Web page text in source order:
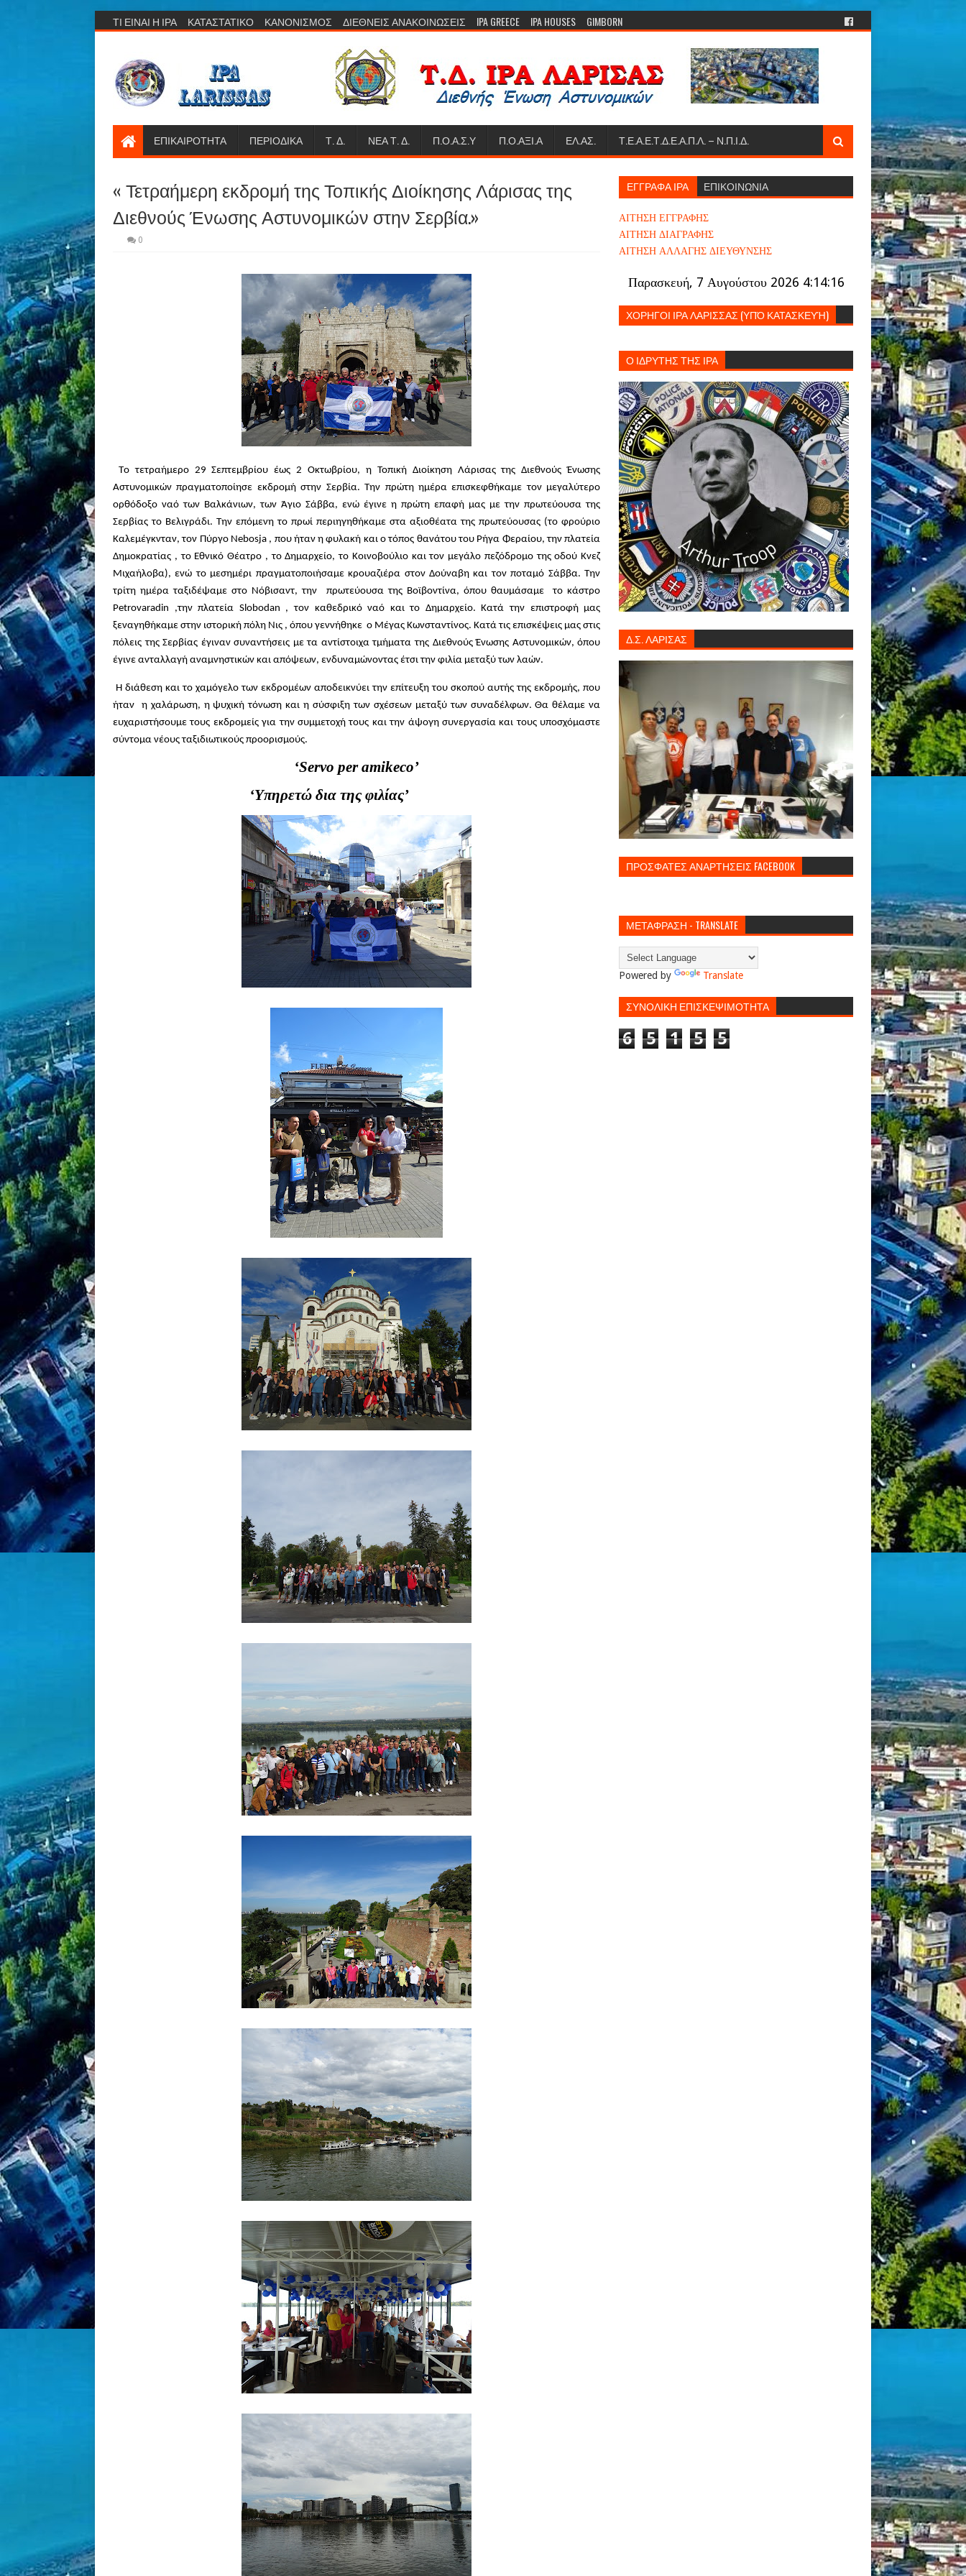
ΤΙ ΕΙΝΑΙ Η ΙΡΑ ΚΑΤΑΣΤΑΤΙΚΟ ΚΑΝΟΝΙΣΜΟΣ ΔΙΕΘΝΕΙΣ ΑΝΑΚΟΙΝΩΣΕΙΣ IPA GREECE IPA HOUSES GIMBORN
ΕΠΙΚΑΙΡΟΤΗΤΑ ΠΕΡΙΟΔΙΚΑ Τ. Δ. ΝΕΑ Τ. Δ. Π.Ο.Α.Σ.Υ Π.Ο.ΑΞΙ.Α ΕΛ.ΑΣ. Τ.Ε.Α.Ε.Τ.Δ.Ε.Α.Π.Λ. – Ν.Π.Ι.Δ.
« Τετραήμερη εκδρομή της Τοπικής Διοίκησης Λάρισας της
Διεθνούς Ένωσης Αστυνομικών στην Σερβία.»
0
Τo τετραήμερο 29 Σεπτεμβρίου έως 2 Οκτωβρίου, η Τοπική Διοίκηση Λάρισας της Διεθνούς Ένωσης
Αστυνομικών πραγματοποίησε εκδρομή στην Σερβία. Την πρώτη ημέρα επισκεφθήκαμε τον μεγαλύτερο
ορθόδοξο ναό των Βαλκάνιων, των Άγιο Σάββα, ενώ έγινε η πρώτη επαφή μας με την πρωτεύουσα της
Σερβίας το Βελιγράδι. Την επόμενη το πρωί περιηγηθήκαμε στα αξιοθέατα της πρωτεύουσας (το φρούριο
Καλεμέγκνταν, τον Πύργο Nebosja, που ήταν η φυλακή και ο τόπος θανάτου του Ρήγα Φεραίου, την πλατεία
Δημοκρατίας , το Εθνικό Θέατρο , το Δημαρχείο, το Κοινοβούλιο και τον μεγάλο πεζόδρομο της οδού Κνεζ
Μιχαήλοβα), ενώ το μεσημέρι πραγματοποιήσαμε κρουαζιέρα στον Δούναβη και τον ποταμό Σάββα. Την
τρίτη ημέρα ταξιδέψαμε στο Νόβισαντ, την πρωτεύουσα της Βοϊβοντίνα, όπου θαυμάσαμε το κάστρο
Petrovaradin ,την πλατεία Slobodan , τον καθεδρικό ναό και το Δημαρχείο. Κατά την επιστροφή μας
ξεναγηθήκαμε στην ιστορική πόλη Νις , όπου γεννήθηκε ο Μέγας Κωνσταντίνος. Κατά τις επισκέψεις μας στις
πόλεις της Σερβίας έγιναν συναντήσεις με τα αντίστοιχα τμήματα της Διεθνούς Ένωσης Αστυνομικών, όπου
έγινε ανταλλαγή αναμνηστικών και απόψεων, ενδυναμώνοντας έτσι την φιλία μεταξύ των λαών.
Η διάθεση και το χαμόγελο των εκδρομέων αποδεικνύει την επίτευξη του σκοπού αυτής της εκδρομής, που
ήταν η χαλάρωση, η ψυχική τόνωση και η σύσφιξη των σχέσεων μεταξύ των συναδέλφων. Θα θέλαμε να
ευχαριστήσουμε τους εκδρομείς για την συμμετοχή τους και την άψογη συνεργασία και τους υποσχόμαστε
σύντομα νέους ταξιδιωτικούς προορισμούς.
‘Servo per amikeco’
‘Υπηρετώ δια της φιλίας’
ΕΓΓΡΑΦΑ ΙΡΑ ΕΠΙΚΟΙΝΩΝΙΑ
ΑΙΤΗΣΗ ΕΓΓΡΑΦΗΣ
ΑΙΤΗΣΗ ΔΙΑΓΡΑΦΗΣ
ΑΙΤΗΣΗ ΑΛΛΑΓΗΣ ΔΙΕΥΘΥΝΣΗΣ
Παρασκευή, 7 Αυγούστου 2026 4:14:18
ΧΟΡΗΓΟΙ ΙΡΑ ΛΑΡΙΣΣΑΣ (ΥΠΌ ΚΑΤΑΣΚΕΥΉ)
Ο ΙΔΡΥΤΗΣ ΤΗΣ ΙΡΑ
Δ.Σ. ΛΑΡΙΣΑΣ
ΠΡΟΣΦΑΤΕΣ ΑΝΑΡΤΗΣΕΙΣ FACEBOOK
ΜΕΤΑΦΡΑΣΗ - TRANSLATE
Powered by Translate
ΣΥΝΟΛΙΚΗ ΕΠΙΣΚΕΨΙΜΟΤΗΤΑ
6 5 1 5 5